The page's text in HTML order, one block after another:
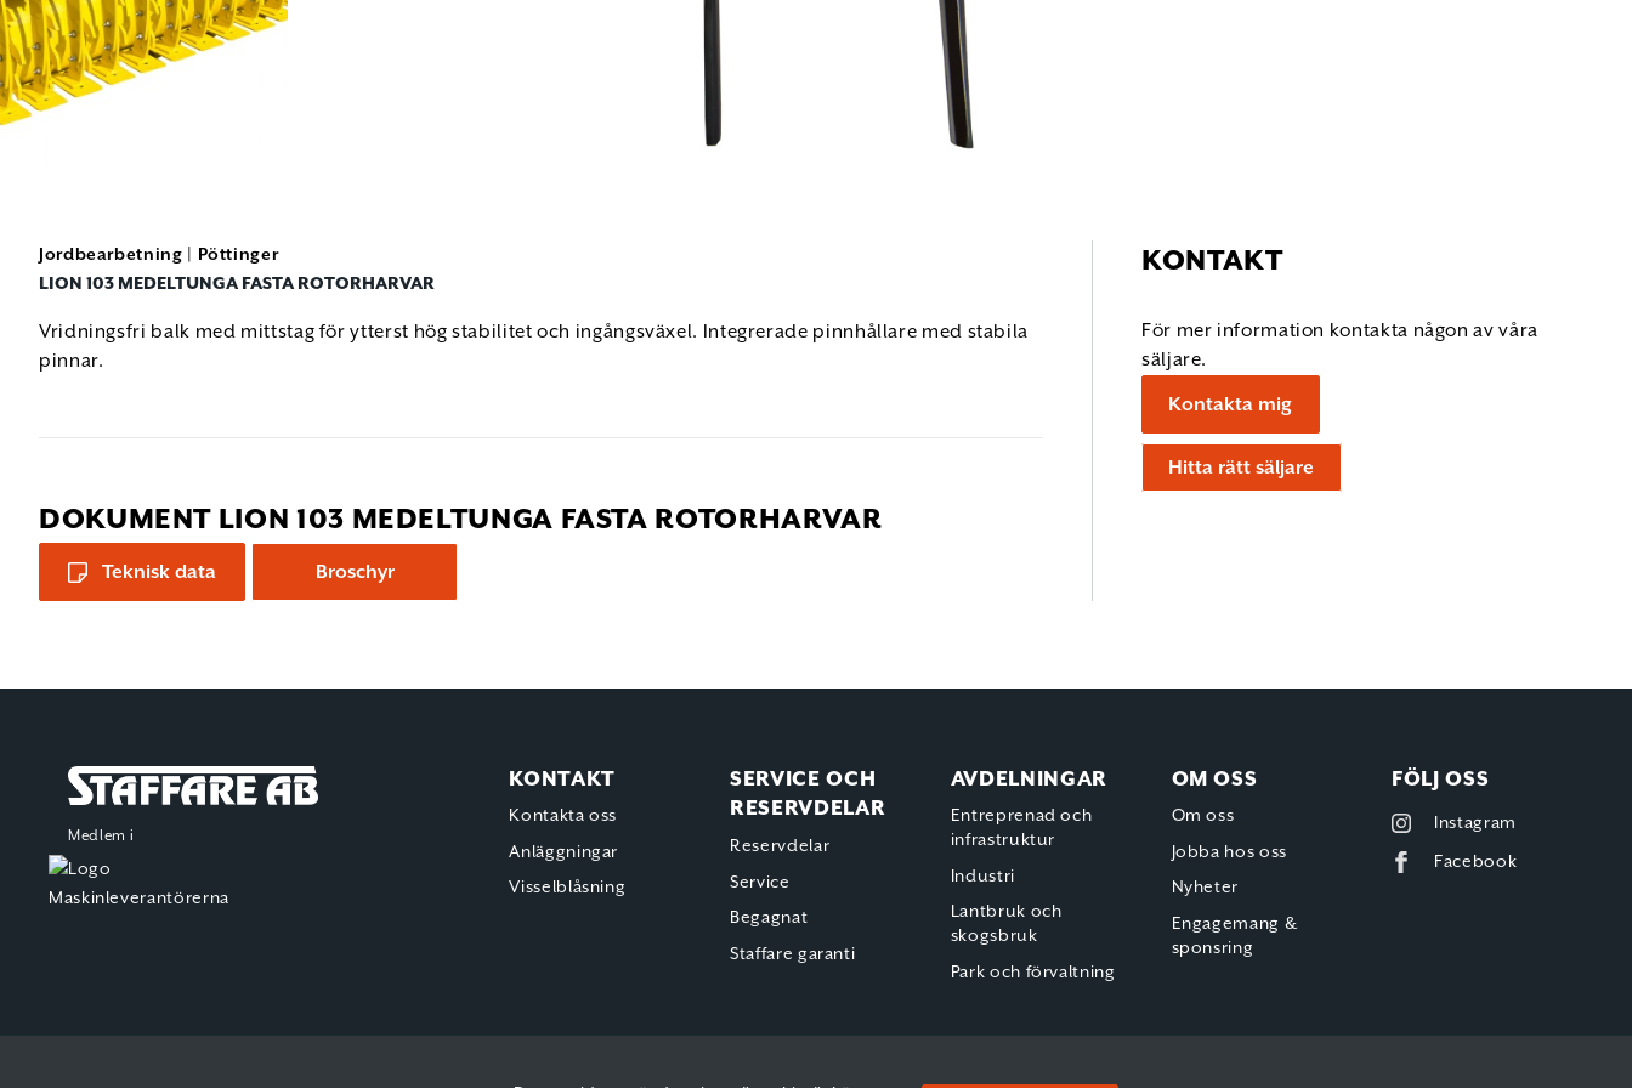
Jordbearbetning
Pöttinger
LION 103 MEDELTUNGA FASTA ROTORHARVAR
Vridningsfri balk med mittstag för ytterst hög stabilitet och ingångsväxel. Integrerade pinnhållare med stabila
pinnar.
DOKUMENT LION 103 MEDELTUNGA FASTA ROTORHARVAR
Teknisk data Broschyr
KONTAKT
För mer information kontakta någon av våra
säljare.
Kontakta mig
Hitta rätt säljare
Staffare AB
Medlem i
KONTAKT
Kontakta oss
Anläggningar
Visselblåsning
SERVICE OCH
RESERVDELAR
Reservdelar
Service
Begagnat
Staffare garanti
AVDELNINGAR
Entreprenad och
infrastruktur
Industri
Lantbruk och
skogsbruk
Park och förvaltning
OM OSS
Om oss
Jobba hos oss
Nyheter
Engagemang &
sponsring
FÖLJ OSS
Instagram
Facebook